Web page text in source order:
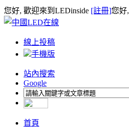
您好, 歡迎來到LEDinside [註冊]您好,
線上投稿
手機版
站內搜索
Google
首頁